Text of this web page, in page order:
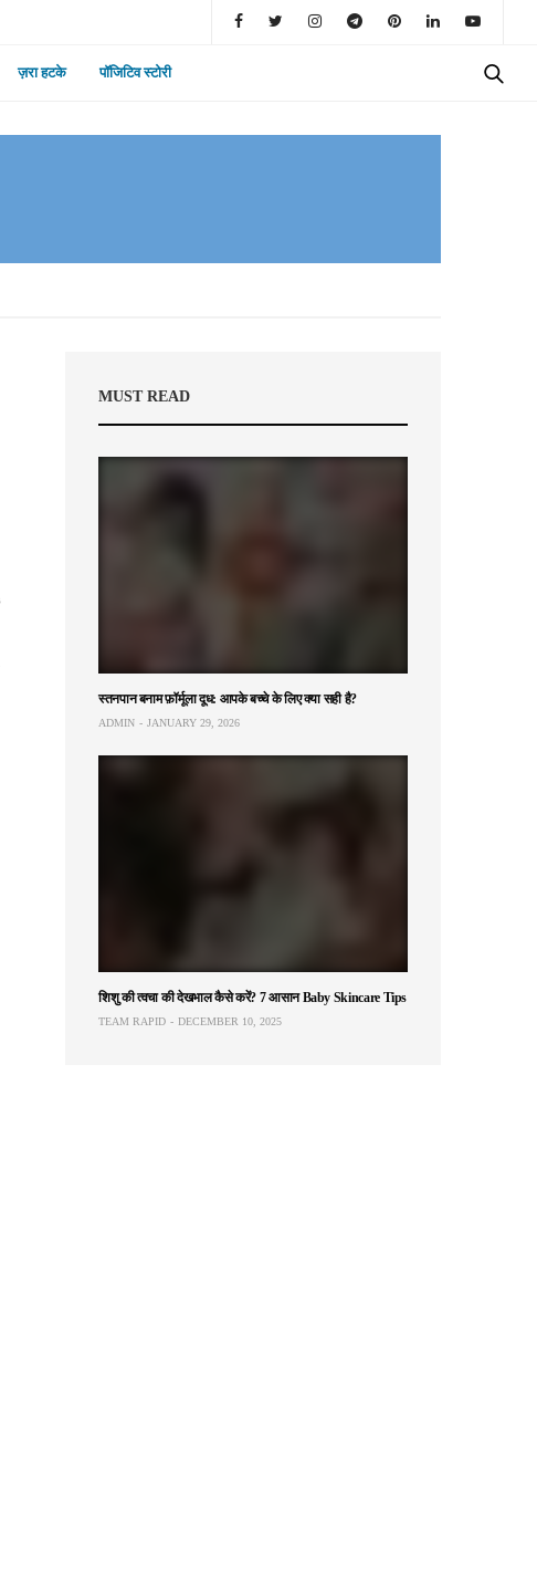
ज़रा हटके पॉजिटिव स्टोरी
MUST READ
स्तनपान बनाम फ़ॉर्मूला दूध: आपके बच्चे के लिए क्या सही है?
ADMIN JANUARY 29, 2026
शिशु की त्वचा की देखभाल कैसे करें? 7 आसान Baby Skincare Tips
TEAM RAPID DECEMBER 10, 2025